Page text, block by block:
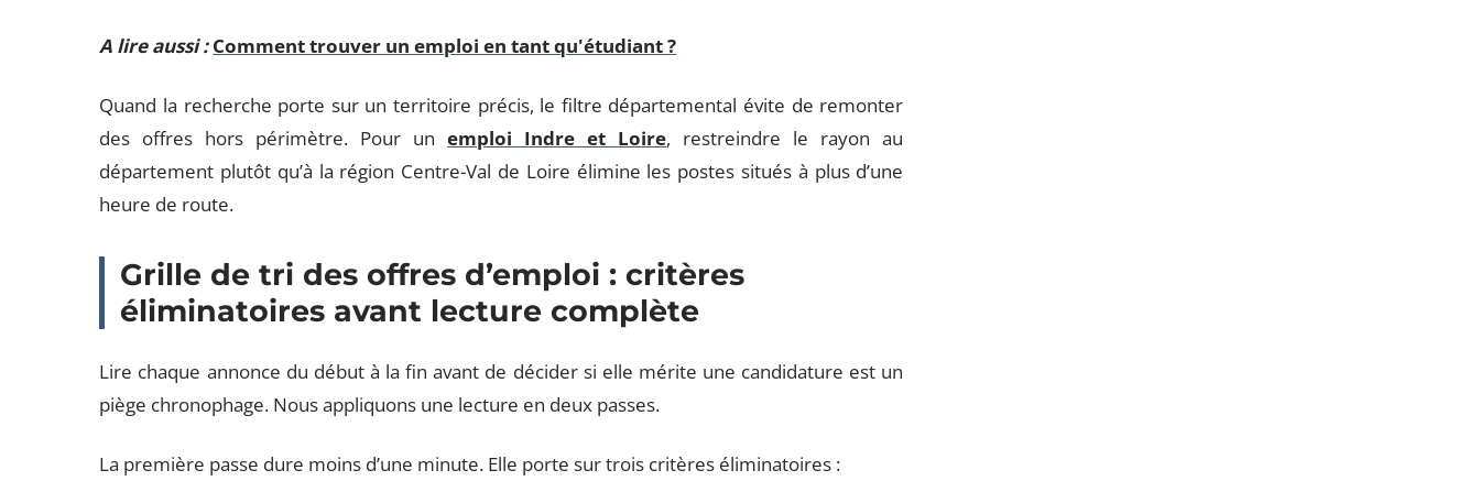
A lire aussi : Comment trouver un emploi en tant qu'étudiant ?
Quand la recherche porte sur un territoire précis, le filtre départemental évite de remonter
des offres hors périmètre. Pour unemploi Indre et Loire, restreindre le rayon au
département plutôt qu’à la région Centre-Val de Loire élimine les postes situés à plus d’une
heure de route.
Grille de tri des offres d’emploi : critères
éliminatoires avant lecture complète
Lire chaque annonce du début à la fin avant de décider si elle mérite une candidature est un
piège chronophage. Nous appliquons une lecture en deux passes.
La première passe dure moins d’une minute. Elle porte sur trois critères éliminatoires :